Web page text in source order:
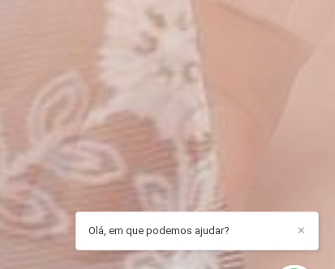
✕
Olá, em que podemos ajudar?